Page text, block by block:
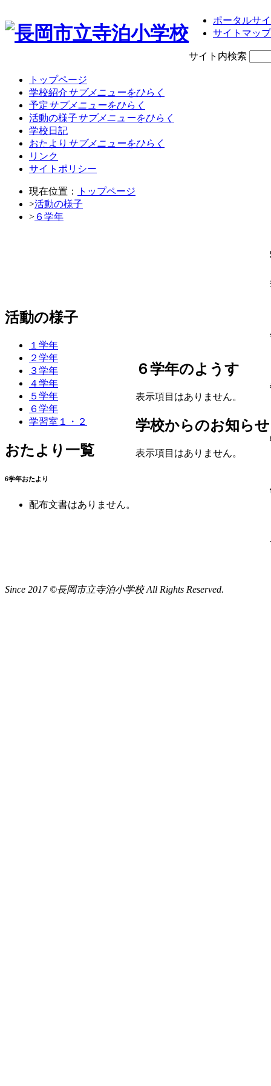
ポータルサ
サイトマップ
サイト内検索
トップページ
学校紹介サブメニューをひらく
予定サブメニューをひらく
活動の様子サブメニューをひらく
学校日記
おたより サブメニューをひらく
リンク
サイトポリシー
現在位置：
トップページ
>活動の様子
> ６学年
活動の様子
１学年
２学年
３学年
４学年
５学年
６学年
学習室１・２
おたより一覧
6学年おたより
配布文書はありません。
６学年のようす
表示項目はありません。
学校からのお知らせ
表示項目はありません。
Since 2017 ©長岡市立寺泊小学校 All Rights Reserved.